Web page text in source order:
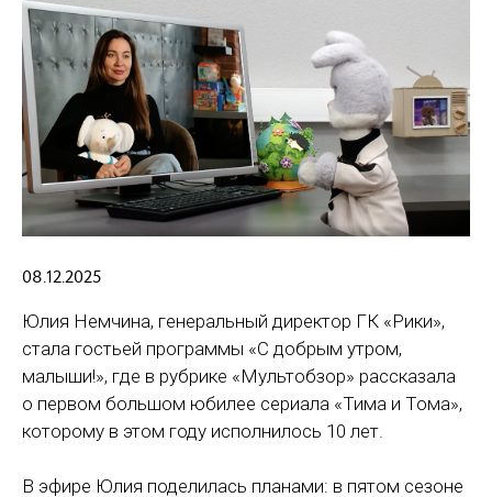
08.12.2025
Юлия Немчина, генеральный директор ГК «Рики»,
стала гостьей программы «С добрым утром,
малыши!», где в рубрике «Мультобзор» рассказала
о первом большом юбилее сериала «Тима и Тома»,
которому в этом году исполнилось 10 лет.
В эфире Юлия поделилась планами: в пятом сезоне